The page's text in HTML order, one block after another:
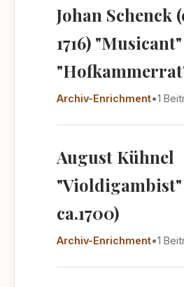
Johan Schenck
1716)
Archiv-Enrichment•1
August Kühnel
"Violdigambist"
ca.1700)
Archiv-Enrichment•1